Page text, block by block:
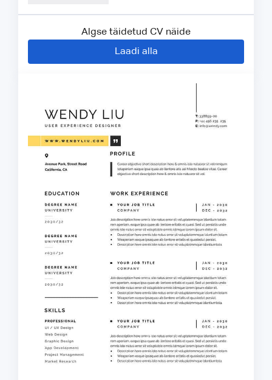
Algse täidetud CV näide
Laadi alla